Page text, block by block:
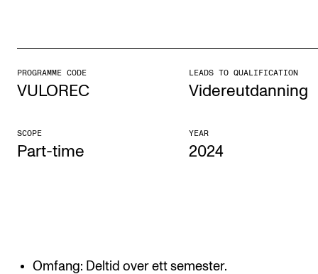
STUDY
Admissions
Exchange Programmes
Departments and Disciplines
PROGRAMME CODE
VULOREC
LEADS TO QUALIFICATION
Videreutdanning
SCOPE
Part-time
YEAR
2024
Omfang: Deltid over ett semester.